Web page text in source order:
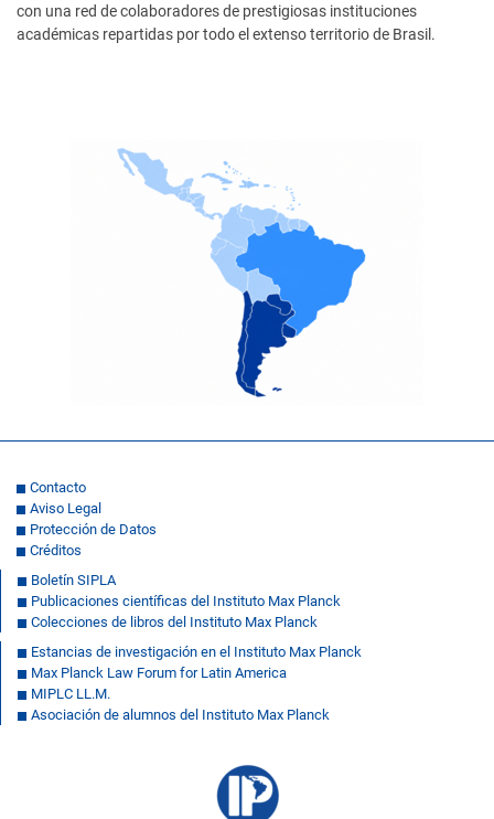
con una red de colaboradores de prestigiosas instituciones
académicas repartidas por todo el extenso territorio de Brasil.
Contacto
Aviso Legal
Protección de Datos
Créditos
Boletín SIPLA
Publicaciones científicas del Instituto Max Planck
Colecciones de libros del Instituto Max Planck
Estancias de investigación en el Instituto Max Planck
Max Planck Law Forum for Latin America
MIPLC LL.M.
Asociación de alumnos del Instituto Max Planck